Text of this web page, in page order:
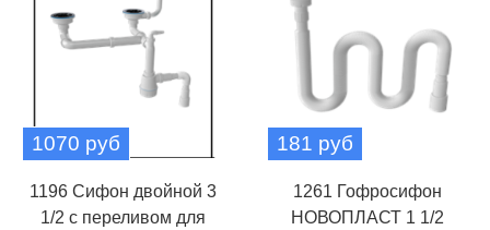
1070 руб
1196 Сифон двойной 3
1/2 с переливом для
181 руб
1261 Гофросифон
НОВОПЛАСТ 1 1/2